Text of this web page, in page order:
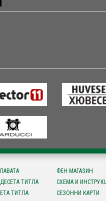
ТИТЛА
ТИТЛА
ФЕН МАГАЗИН
СХЕМА И
СЕЗОННИ КАРТИ